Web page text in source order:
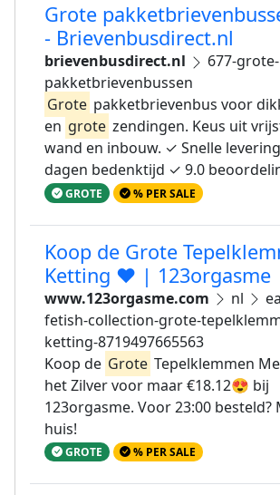
Grote
- Brievenbusdirect.nl
brievenbusdirect.nl
677-grote-
pakketbrievenbussen
Grote pakketbrievenbus voor
en grote zendingen. Keus uit
wand en inbouw. ✓ Snelle
dagen bedenktijd ✓ 9.0
GROTE % PER SALE
Koop de Grote
Ketting ❤ | 123orgasme
www.123orgasme.com nl
fetish-collection-grote-
ketting-8719497665563
Koop de Grote Tepelklemmen
het Zilver voor maar €18.12😍 bij
123orgasme. Voor 23:00 besteld?
huis!
GROTE % PER SALE